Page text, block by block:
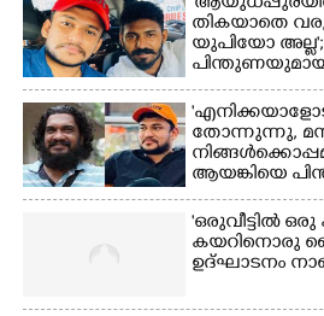
മത്സരത്തിനിടെ സിന്തറ്റിക്
ട്രാക്കിന് കുറുകെ ഓടുന്ന
നായകൾ.
തികയാതെ
യുപിയോ
പിന്തുണയുമായി
തോന്നുന്നു,
ആയങ്കിയെ
'ഒരുവീട്ടിൽ
കയറിനൊരു
ഉദ്ഘാടനം